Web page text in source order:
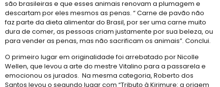
são brasileiras e que esses animais renovam a plumagem e
descartam por eles mesmos as penas. “ Carne de pavão não
faz parte da dieta alimentar do Brasil, por ser uma carne muito
dura de comer, as pessoas criam justamente por sua beleza, ou
para vender as penas, mas não sacrificam os animais”. Conclui.
O primeiro lugar em originalidade foi arrebatado por Nicolle
Wellen, que levou a arte do mestre Vitalino para a passarela e
emocionou os jurados. Na mesma categoria, Roberto dos
Santos levou o segundo lugar com “Tributo à Kirimure: a origem